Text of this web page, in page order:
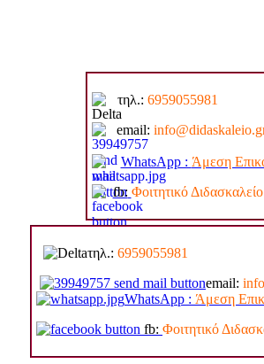
τηλ.: 6959055981
email: info@di
WhatsApp : Άμεση
fb: Φοιτητικό Διδασκαλείο
τηλ.: 6959055981
email:
WhatsApp : Άμεση
fb: Φοιτητικό